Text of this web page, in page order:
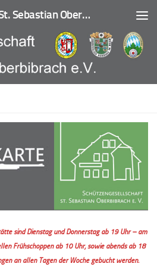
Schützengesellschaft St. Sebastian Oberbibrach
sind Dienstag und Donnerstag ab 19 Uhr – am
Frühschoppen ab 10 Uhr, sowie abends ab 18
an allen Tagen der Woche gebucht werden.